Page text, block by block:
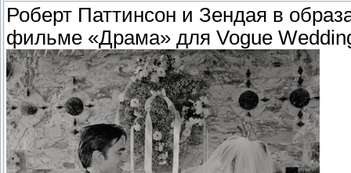
Роберт Паттинсон и Зендая в
фильме «Драма» для Vogue